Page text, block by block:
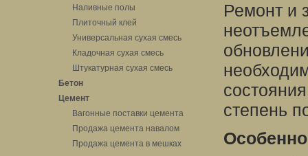
Наливные полы
Плиточный клей
Универсальная сухая смесь
Кладочная сухая смесь
Штукатурная сухая смесь
Бетон
Цемент
Вагонные поставки цемента
Продажа цемента навалом
Продажа цемента в мешках
Ремонт и
степень